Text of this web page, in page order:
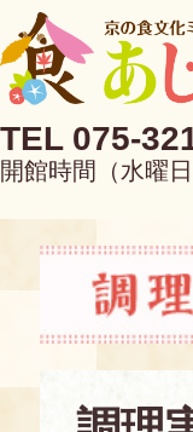
TEL 075-
開館時間（水曜